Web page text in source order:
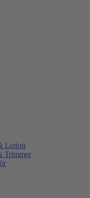
Lotion
Trimmer